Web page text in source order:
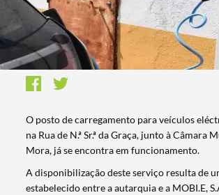
O posto de carregamento para veículos
na Rua de N.ª Sr.ª da Graça, junto à Câmara
Mora, já se encontra em funcionamento.
A disponibilização deste serviço resulta de
estabelecido entre a autarquia e a MOBI.E,